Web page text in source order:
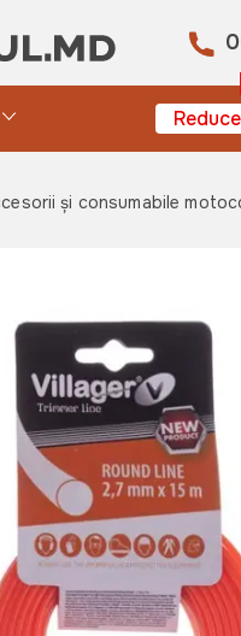
și consumabile